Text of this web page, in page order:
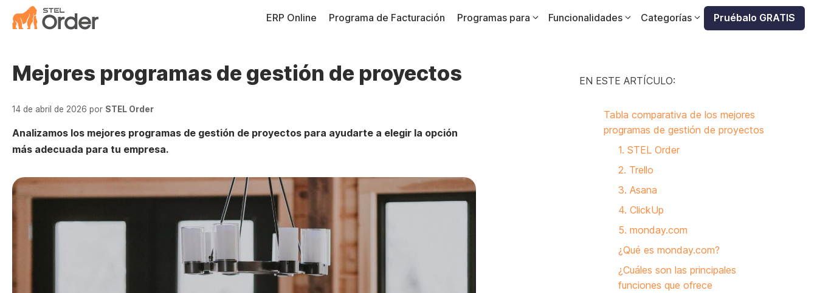
ERP Online Programa de Facturación Programas para Funcionalidades Categorías Pruébalo GRATIS
Mejores programas de gestión de proyectos
14 de abril de 2026 por STEL Order
Analizamos los mejores programas de gestión de proyectos para ayudarte a elegir la opción
más adecuada para tu empresa.
EN ESTE ARTÍCULO:
Tabla comparativa de los mejores
programas de gestión de proyectos
1. STEL Order
2. Trello
3. Asana
4. ClickUp
5. monday.com
¿Qué es monday.com?
¿Cuáles son las principales
funciones que ofrece